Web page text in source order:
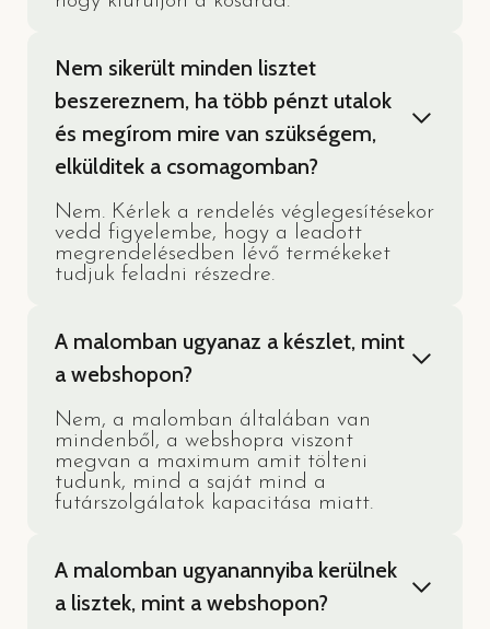
Nem sikerült minden lisztet
beszereznem, ha több pénzt utalok
és megírom mire van szükségem,
elkülditek a csomagomban?
Nem. Kérlek a rendelés véglegesítésekor
vedd figyelembe, hogy a leadott
megrendelésedben lévő termékeket
tudjuk feladni részedre.
A malomban ugyanaz a készlet, mint
a webshopon?
Nem, a malomban általában van
mindenből, a webshopra viszont
megvan a maximum amit tölteni
tudunk, mind a saját mind a
futárszolgálatok kapacitása miatt.
A malomban ugyanannyiba kerülnek
a lisztek, mint a webshopon?